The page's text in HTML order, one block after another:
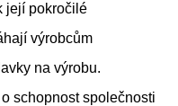
její pokročilé
výrobcům
na výrobu.
schopnost společnosti